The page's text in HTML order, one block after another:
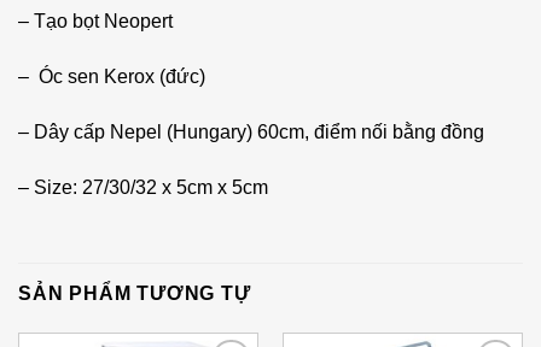
– Tạo bọt Neopert
– Óc sen Kerox (đức)
– Dây cấp Nepel (Hungary) 60cm, điểm nối bằng đồng
– Size: 27/30/32 x 5cm x 5cm
SẢN PHẨM TƯƠNG TỰ